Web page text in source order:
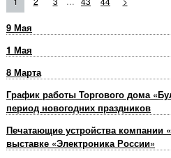
9 Мая
1 Мая
8 Марта
График работы Торгового дома
период новогодних праздников
Печатающие устройства компании
выставке «Электроника России»